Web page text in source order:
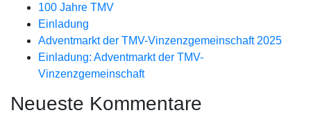
100 Jahre TMV
Einladung
Adventmarkt der TMV-Vinzenzgemeinschaft 2025
Einladung: Adventmarkt der TMV-
Vinzenzgemeinschaft
Neueste Kommentare